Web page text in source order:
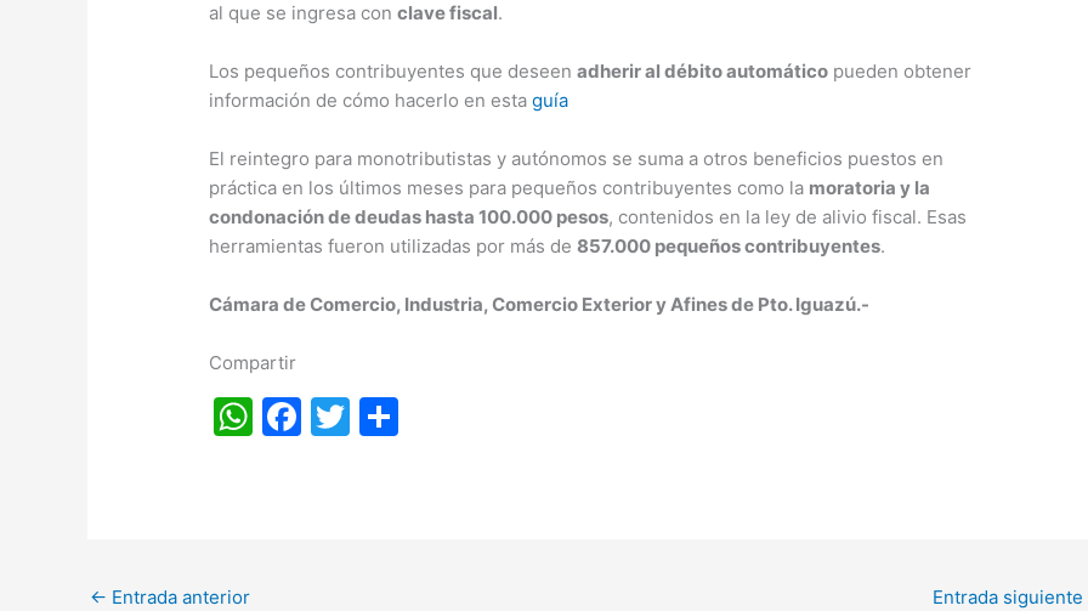
al que se ingresa conclave fiscal.
Los pequeños contribuyentes que deseenadherir al débito automático pueden obtener
información de cómo hacerlo en estaguía
El reintegro para monotributistas y autónomos se suma a otros beneficios puestos en
práctica en los últimos meses para pequeños contribuyentes como la moratoria y la
condonación de deudas hasta 100.000 pesos, contenidos en la ley de alivio fiscal. Esas
herramientas fueron utilizadas por más de 857.000 pequeños contribuyentes.
Cámara de Comercio, Industria, Comercio Exterior y Afines de Pto. Iguazú.-
Compartir
W F
T
← Entrada anterior Entrada siguiente